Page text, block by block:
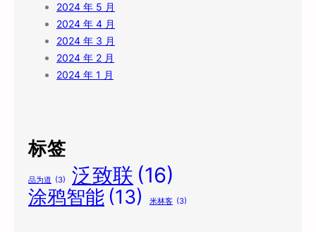
2024 年 5 月
2024 年 4 月
2024 年 3 月
2024 年 2 月
2024 年 1 月
标签
品为道 (3) 泛致联 (16)
涂鸦智能 (13) 米林客 (3)